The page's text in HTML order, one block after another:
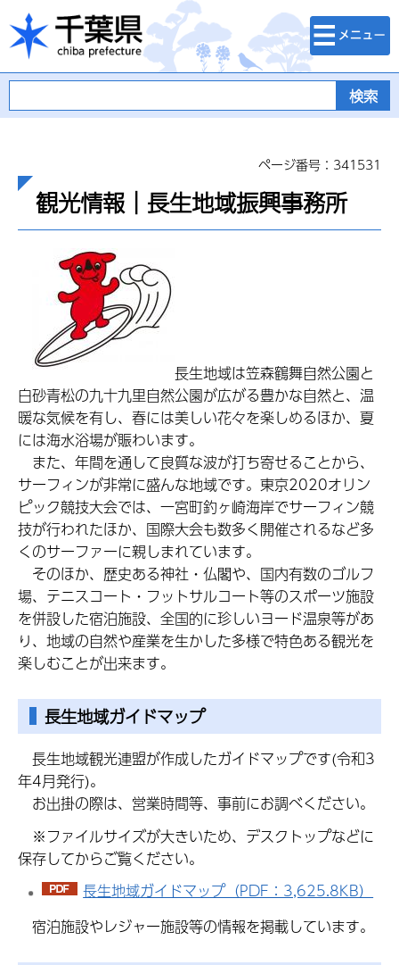
千葉県
検索・メニュ
ー
ページ番号：341531
観光情報｜長生地域振興事務所
長生地域は笠森鶴舞自然公園と
白砂青松の九十九里自然公園が広がる豊かな自然と、温
暖な気候を有し、春には美しい花々を楽しめるほか、夏
には海水浴場が賑わいます。
また、年間を通して良質な波が打ち寄せることから、
サーフィンが非常に盛んな地域です。東京2020オリン
ピック競技大会では、一宮町釣ヶ崎海岸でサーフィン競
技が行われたほか、国際大会も数多く開催されるなど多
くのサーファーに親しまれています。
そのほか、歴史ある神社・仏閣や、国内有数のゴルフ
場、テニスコート・フットサルコート等のスポーツ施設
を併設した宿泊施設、全国的に珍しいヨード温泉等があ
り、地域の自然や産業を生かした多様で特色ある観光を
楽しむことが出来ます。
長生地域ガイドマップ
長生地域観光連盟が作成したガイドマップです(令和3
年4月発行)。
お出掛の際は、営業時間等、事前にお調べください。
※ファイルサイズが大きいため、デスクトップなどに
保存してからご覧ください。
長生地域ガイドマップ（PDF：3,625.8KB）
宿泊施設やレジャー施設等の情報を掲載しています。